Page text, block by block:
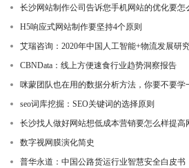
长沙网站制作公司告诉您手机网站的优化要怎
H5响应式网站制作要坚持4个原则
艾瑞咨询：2020年中国人工智能+物流发展研
CBNData：线上方便速食行业趋势洞察报告
咪蒙团队也在用的数据分析方法，你要不要学
seo词库挖掘：SEO关键词的选择原则
长沙找人做好网站想低成本营销要怎么样提高
数字视网膜演化简史
普华永道：中国公路货运行业智慧安全白皮书